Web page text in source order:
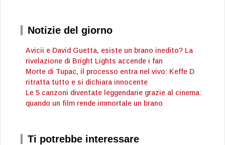
Notizie del giorno
Avicii e David Guetta, esiste un brano inedito? La
rivelazione di Bright Lights accende i fan
Morte di Tupac, il processo entra nel vivo: Keffe D
ritratta tutto e si dichiara innocente
Le 5 canzoni diventate leggendarie grazie al cinema:
quando un film rende immortale un brano
Ti potrebbe interessare